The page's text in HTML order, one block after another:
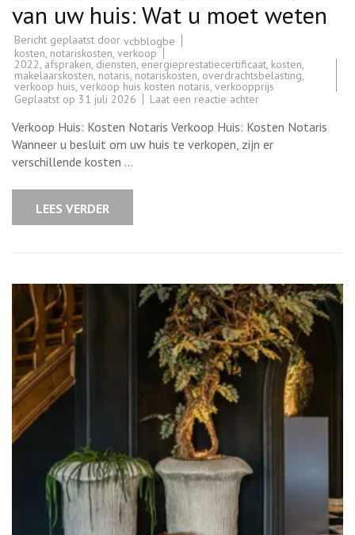
van uw huis: Wat u moet weten
Bericht geplaatst door vcbblogbe
kosten, notariskosten, verkoop
2022, afspraken, diensten, energieprestatiecertificaat, kosten,
makelaarskosten, notaris, notariskosten, overdrachtsbelasting,
verkoop huis, verkoop huis kosten notaris, verkoopprijs
Geplaatst op 31 juli 2026 Laat een reactie achterop
notaris
bij
de
verkoop
Verkoop Huis: Kosten Notaris Verkoop Huis: Kosten Notaris
Wanneer u besluit om uw huis te verkopen, zijn er
verschillende kosten …
LEES VERDER